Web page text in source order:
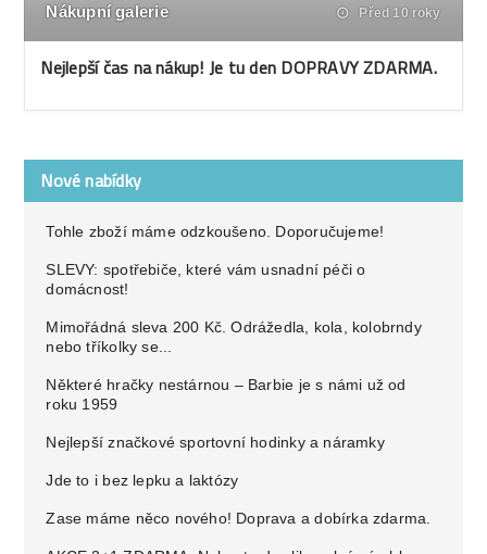
Nákupní galerie Před 10 roky
Nejlepší čas na nákup! Je tu den DOPRAVY ZDARMA.
Nové nabídky
Tohle zboží máme odzkoušeno. Doporučujeme!
SLEVY: spotřebiče, které vám usnadní péči o
domácnost!
Mimořádná sleva 200 Kč. Odrážedla, kola, kolobrndy
nebo tříkolky se...
Některé hračky nestárnou – Barbie je s námi už od
roku 1959
Nejlepší značkové sportovní hodinky a náramky
Jde to i bez lepku a laktózy
Zase máme něco nového! Doprava a dobírka zdarma.